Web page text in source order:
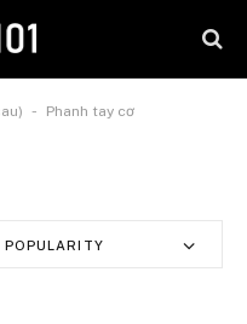
- Phanh tay cơ